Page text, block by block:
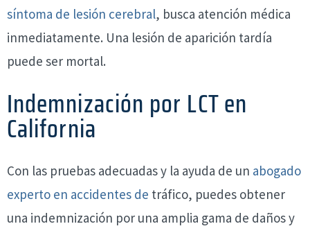
síntoma de lesión cerebral, busca atención médica
inmediatamente. Una lesión de aparición tardía
puede ser mortal.
Indemnización por LCT en
California
Con las pruebas adecuadas y la ayuda de un abogado
experto en accidentes de tráfico, puedes obtener
una indemnización por una amplia gama de daños y